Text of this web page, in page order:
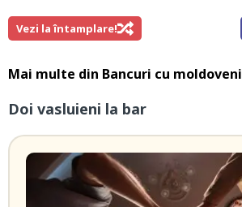
Vezi la întamplare!
Mai multe din Bancuri cu moldoveni
Doi vasluieni la bar